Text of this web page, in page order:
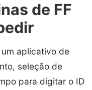
de FF
aplicativo de
seleção de
para digitar o ID